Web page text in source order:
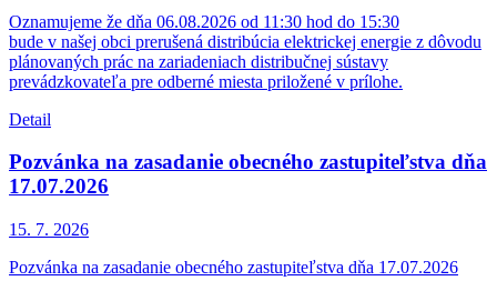
Oznamujeme že dňa 06.08.2026 od 11:30 hod do 15:30
bude v našej obci prerušená distribúcia elektrickej energie z dôvodu
plánovaných prác na zariadeniach distribučnej sústavy
prevádzkovateľa pre odberné miesta priložené v prílohe.
Detail
Pozvánka na zasadanie obecného zastupiteľstva dňa
17.07.2026
15. 7. 2026
Pozvánka na zasadanie obecného zastupiteľstva dňa 17.07.2026